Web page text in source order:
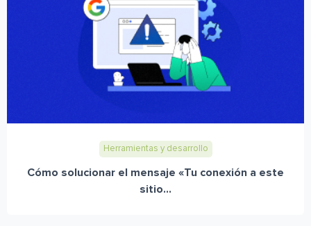
Herramientas y desarrollo
Cómo solucionar el mensaje «Tu conexión a este
sitio...